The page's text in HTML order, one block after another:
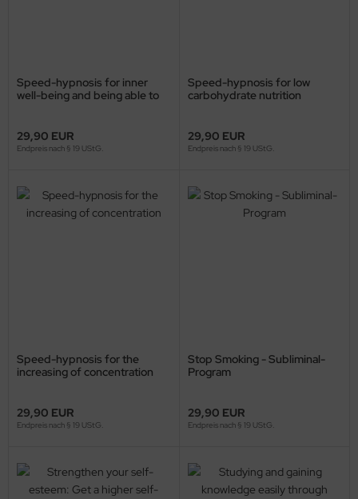
Speed-hypnosis for inner
well-being and being able to
29,90 EUR
Endpreis nach § 19 UStG.
Speed-hypnosis for low
carbohydrate nutrition
29,90 EUR
Endpreis nach § 19 UStG.
Speed-hypnosis for the
increasing of concentration
29,90 EUR
Endpreis nach § 19 UStG.
Stop Smoking - Subliminal-
Program
29,90 EUR
Endpreis nach § 19 UStG.